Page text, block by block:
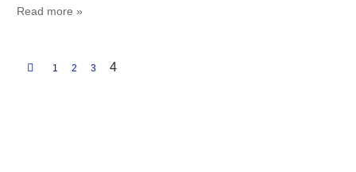
Read more »
1 2 3 4